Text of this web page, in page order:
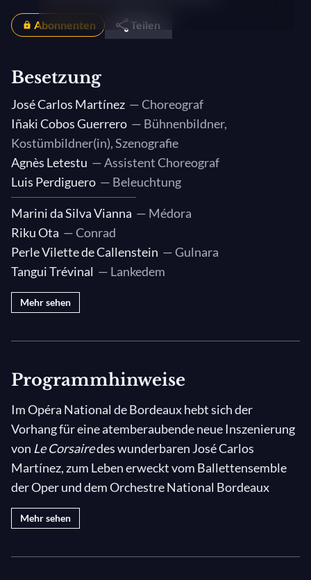
Abonnenten Teilen
Besetzung
José Carlos Martínez — Choreograf
Iñaki Cobos Guerrero — Bühnenbildner,
Kostümbildner(in), Szenografie
Agnès Letestu — Assistent Choreograf
Luis Perdiguero — Beleuchtung
Marini da Silva Vianna — Médora
Riku Ota — Conrad
Perle Vilette de Callenstein — Gulnara
Tangui Trévinal — Lankedem
Mehr sehen
Programmhinweise
Im Opéra National de Bordeaux hebt sich der
Vorhang für eine atemberaubende neue Inszenierung
von Le Corsairedes wunderbaren José Carlos
Martínez, zum Leben erweckt vom Ballettensemble
der Oper und dem Orchestre National Bordeaux
Aquitaine.Das Ballett folgt der epischen Geschichte
des wagemutigen Piraten Conrad, der sich in die
Mehr sehen